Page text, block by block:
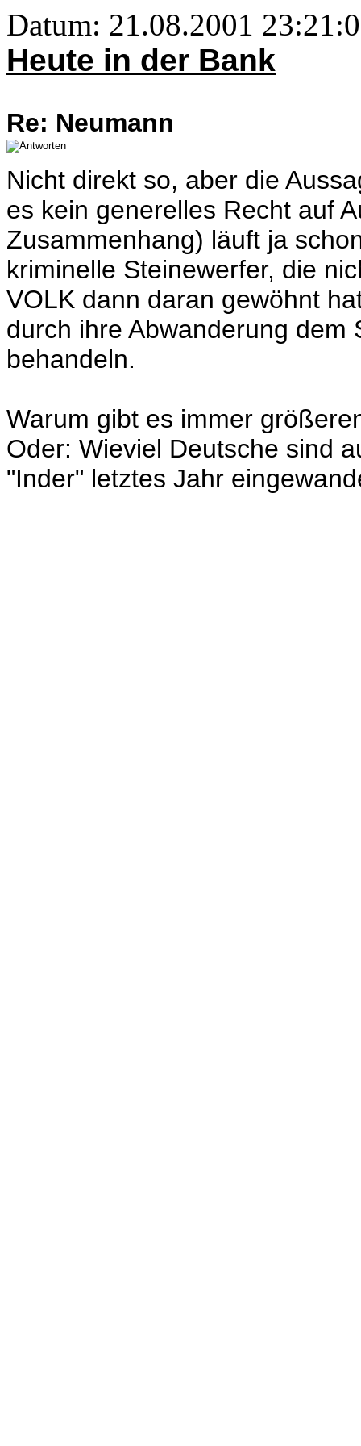
Datum: 21.08.2001
Heute in der Bank
Re: Neumann
Nicht direkt so, aber die
es kein generelles Recht auf
Zusammenhang) läuft ja
kriminelle Steinewerfer, die
VOLK dann daran gewöhnt
durch ihre Abwanderung dem
behandeln.
Warum gibt es immer
Oder: Wieviel Deutsche sind
"Inder" letztes Jahr